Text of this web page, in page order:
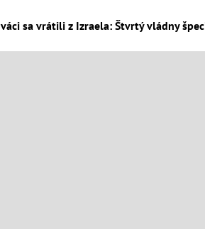
sa vrátili z Izraela: Štvrtý vládny